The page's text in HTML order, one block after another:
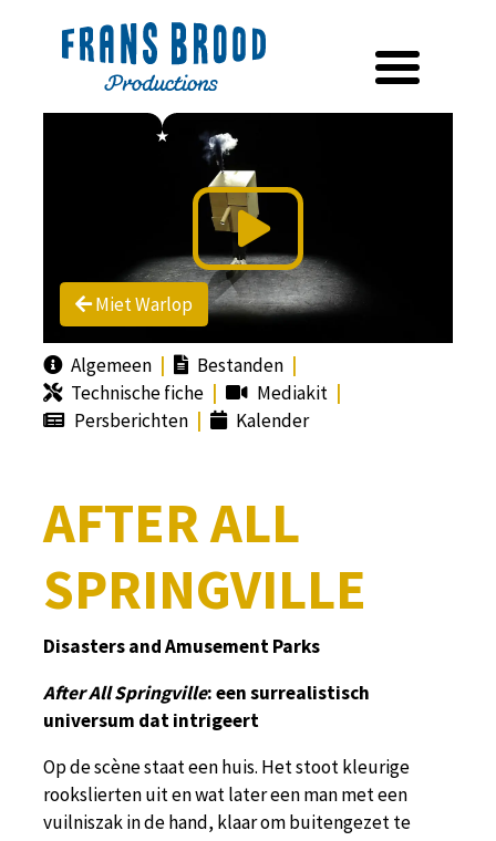
Miet Warlop
Algemeen
Bestanden
Technische fiche
Mediakit
Persberichten
Kalender
AFTER ALL
SPRINGVILLE
Disasters and Amusement Parks
After All Springville: een surrealistisch
universum dat intrigeert
Op de scène staat een huis. Het stoot kleurige
rookslierten uit en wat later een man met een
vuilniszak in de hand, klaar om buitengezet te